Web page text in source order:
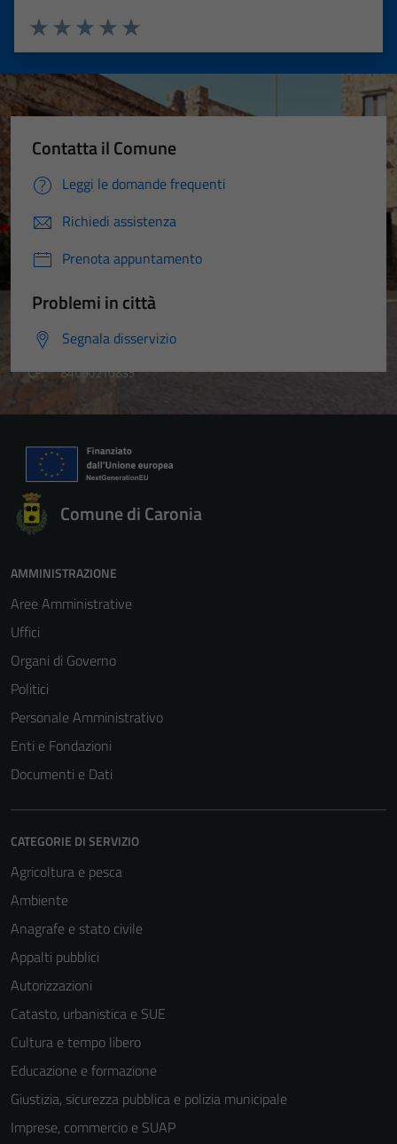
Valuta 5 stelle su 5
Valuta 4 stelle su 5
Valuta 3 stelle su 5
Valuta 2 stelle su 5
Valuta 1 stelle su 5
Contatta il Comune
Leggi le domande frequenti
Richiedi assistenza
Prenota appuntamento
Problemi in città
Segnala disservizio
Comune di Caronia
AMMINISTRAZIONE
Aree Amministrative
Uffici
Organi di Governo
Politici
Personale Amministrativo
Enti e Fondazioni
Documenti e Dati
CATEGORIE DI SERVIZIO
Agricoltura e pesca
Ambiente
Anagrafe e stato civile
Appalti pubblici
Autorizzazioni
Catasto, urbanistica e SUE
Cultura e tempo libero
Educazione e formazione
Giustizia, sicurezza pubblica e polizia municipale
Imprese, commercio e SUAP